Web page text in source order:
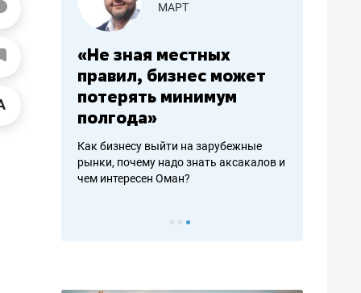
работа
МАРТ
«Не зная местных
правил, бизнес может
потерять минимум
полгода»
Как бизнесу выйти на зарубежные
рынки, почему надо знать аксакалов и
чем интересен Оман?